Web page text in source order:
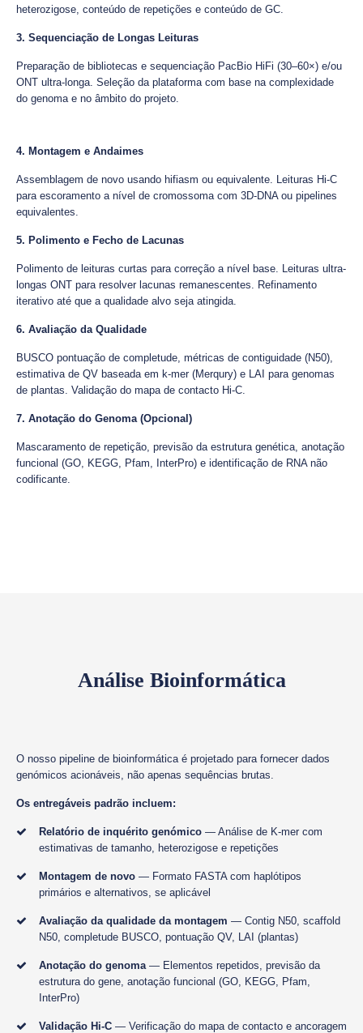
heterozigose, conteúdo de repetições e conteúdo de GC.
3. Sequenciação de Longas Leituras
Preparação de bibliotecas e sequenciação PacBio HiFi (30–60×) e/ou
ONT ultra-longa. Seleção da plataforma com base na complexidade
do genoma e no âmbito do projeto.
4. Montagem e Andaimes
Assemblagem de novo usando hifiasm ou equivalente. Leituras Hi-C
para escoramento a nível de cromossoma com 3D-DNA ou pipelines
equivalentes.
5. Polimento e Fecho de Lacunas
Polimento de leituras curtas para correção a nível base. Leituras ultra-
longas ONT para resolver lacunas remanescentes. Refinamento
iterativo até que a qualidade alvo seja atingida.
6. Avaliação da Qualidade
BUSCO pontuação de completude, métricas de contiguidade (N50),
estimativa de QV baseada em k-mer (Merqury) e LAI para genomas
de plantas. Validação do mapa de contacto Hi-C.
7. Anotação do Genoma (Opcional)
Mascaramento de repetição, previsão da estrutura genética, anotação
funcional (GO, KEGG, Pfam, InterPro) e identificação de RNA não
codificante.
Análise Bioinformática
O nosso pipeline de bioinformática é projetado para fornecer dados
genómicos acionáveis, não apenas sequências brutas.
Os entregáveis padrão incluem:
Relatório de inquérito genómico — Análise de K-mer com
estimativas de tamanho, heterozigose e repetições
Montagem de novo — Formato FASTA com haplótipos
primários e alternativos, se aplicável
Avaliação da qualidade da montagem — Contig N50, scaffold
N50, completude BUSCO, pontuação QV, LAI (plantas)
Anotação do genoma— Elementos repetidos, previsão da
estrutura do gene, anotação funcional (GO, KEGG, Pfam,
InterPro)
Validação Hi-C — Verificação do mapa de contacto e ancoragem